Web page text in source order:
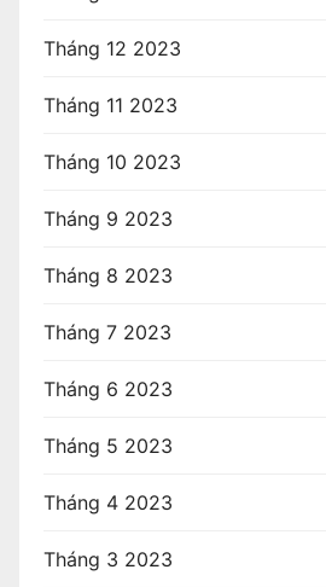
Tháng 12 2023
Tháng 11 2023
Tháng 10 2023
Tháng 9 2023
Tháng 8 2023
Tháng 7 2023
Tháng 6 2023
Tháng 5 2023
Tháng 4 2023
Tháng 3 2023